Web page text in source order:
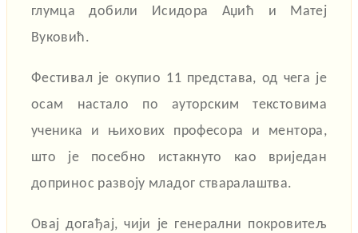
глумца добили Исидора Аџић и Матеј
Вуковић.
Фестивал је окупио 11 представа, од чега је
осам настало по ауторским текстовима
ученика и њихових професора и ментора,
што је посебно истакнуто као вриједан
допринос развоју младог стваралаштва.
Овај догађај, чији је генерални покровитељ